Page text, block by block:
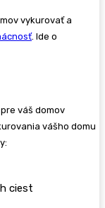
vykurovať a
. Ide o
váš domov
vášho domu
ciest